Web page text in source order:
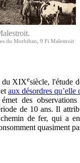
du Morbihan, 9 Fi Malestroit
du XIXesiècle, l'étude
aux désordres qu’elle
des
de 10 ans. Il
de fer, qui a
quasiment